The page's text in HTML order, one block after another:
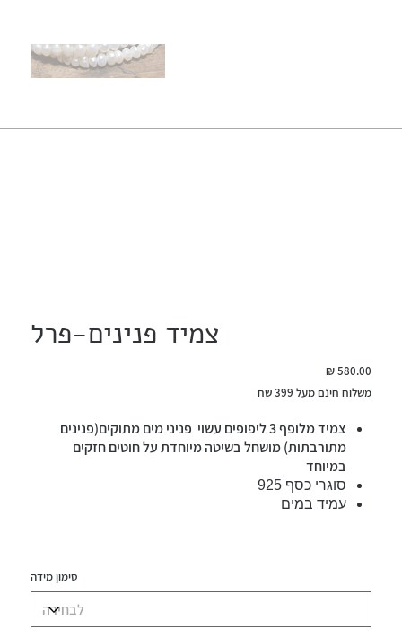
צמיד פנינים-פרל
מחיר
משלוח חינם מעל 399 שח
צמיד מלופף 3 ליפופים עשוי פניני מים מתוקים(פנינים
מתורבתות) מושחל בשיטה מיוחדת על חוטים חזקים
במיוחד
סוגרי כסף 925
עמיד במים
סימון מידה